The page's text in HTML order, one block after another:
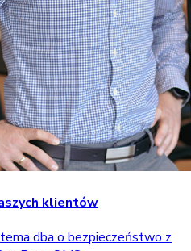
klientów
dba o bezpieczeństwo z